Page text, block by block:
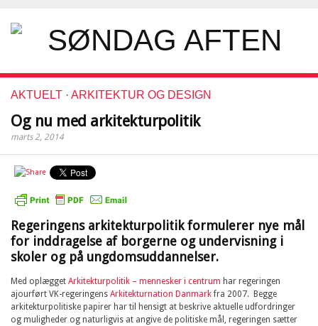
AKTUELT · ARKITEKTUR OG DESIGN
Og nu med arkitekturpolitik
marts 2, 2014
Regeringens arkitekturpolitik formulerer nye mål
for inddragelse af borgerne og undervisning i
skoler og på ungdomsuddannelser.
Med oplægget Arkitekturpolitik – mennesker i centrum har regeringen
ajourført VK-regeringens Arkitekturnation Danmarkfra 2007. Begge
arkitekturpolitiske papirer har til hensigt at beskrive aktuelle udfordringer
og muligheder og naturligvis at angive de politiske mål, regeringen sætter